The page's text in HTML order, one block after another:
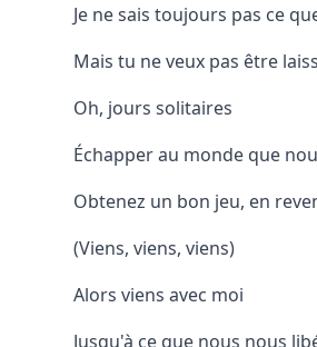
Je ne sais toujours pas ce
Mais tu ne veux pas être
Oh, jours solitaires
Échapper au monde que
Obtenez un bon jeu, en
(Viens, viens, viens)
Alors viens avec moi
Jusqu'à ce que nous nous